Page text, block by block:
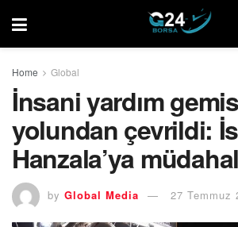
Home Global
İnsani yardım
yolundan çevrildi:
Hanzala’ya
by Global Media 27 Temmuz